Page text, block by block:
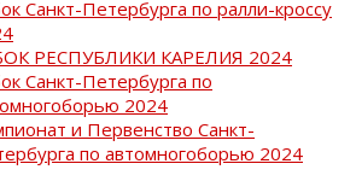
Санкт-Петербурга по ралли-кроссу
РЕСПУБЛИКИ КАРЕЛИЯ 2024
Санкт-Петербурга по
2024
и Первенство Санкт-
по автомногоборью 2024